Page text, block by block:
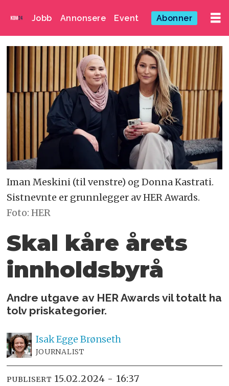
Jobb Annonsere Event Abonner
Iman Meskini (til venstre) og Donna Kastrati.
Sistnevnte er grunnlegger av HER Awards.
Foto: HER
Skal kåre årets
innholdsbyrå
Andre utgave av HER Awards vil totalt ha
tolv priskategorier.
IsakEgge Brønseth
JOURNALIST
PUBLISERT 15.02.2024 - 16:37